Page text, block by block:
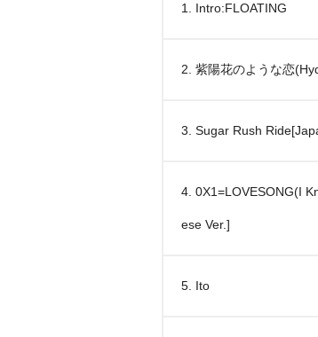
1. Intro:FLOATING
2. 紫陽花のような恋
3. Sugar Rush
4. 0X1=LOVESONG(I
ese Ver.]
5. Ito